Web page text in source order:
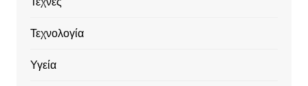
Τεχνολογία
Υγεία